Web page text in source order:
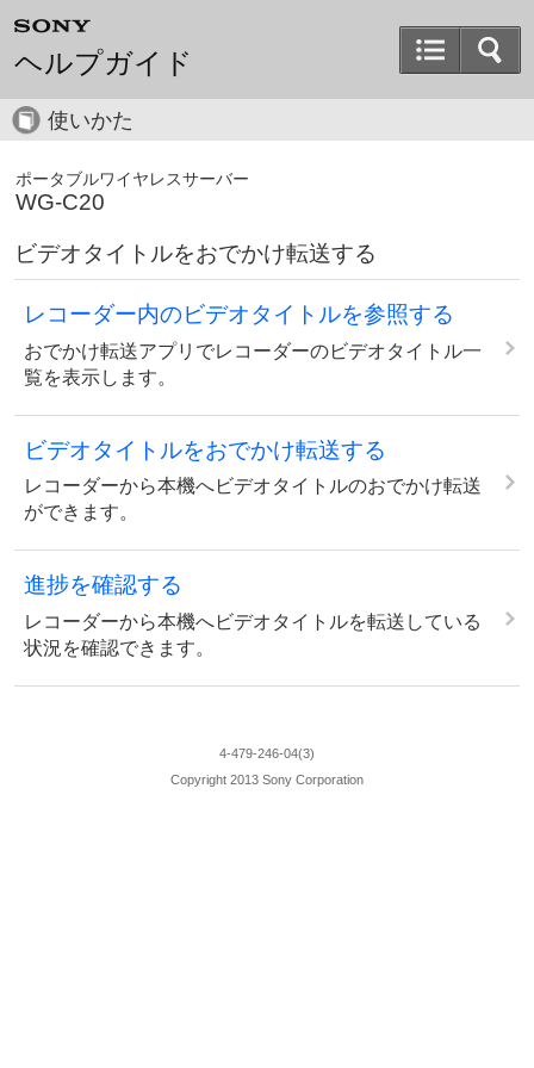
ヘルプガイド
使いかた
ポータブルワイヤレスサーバー
WG-C20
ビデオタイトルをおでかけ転送する
レコーダー内のビデオタイトルを参照する
おでかけ転送アプリでレコーダーのビデオタイトル一
覧を表示します。
ビデオタイトルをおでかけ転送する
レコーダーから本機へビデオタイトルのおでかけ転送
ができます。
進捗を確認する
レコーダーから本機へビデオタイトルを転送している
状況を確認できます。
4-479-246-04(3)
Copyright 2013 Sony Corporation